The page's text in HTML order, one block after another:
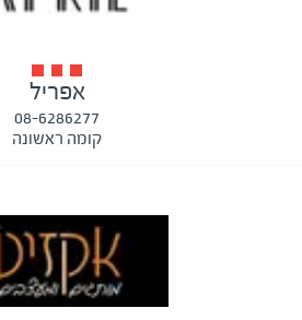
אפריל
08-6286277
קומה ראשונה